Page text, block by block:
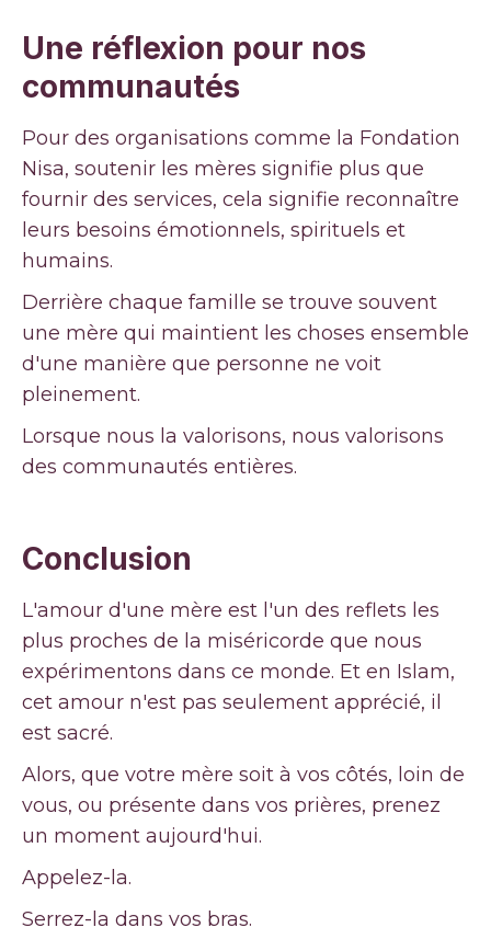
Une réflexion pour nos
communautés
Pour des organisations comme la Fondation
Nisa, soutenir les mères signifie plus que
fournir des services, cela signifie reconnaître
leurs besoins émotionnels, spirituels et
humains.
Derrière chaque famille se trouve souvent
une mère qui maintient les choses ensemble
d'une manière que personne ne voit
pleinement.
Lorsque nous la valorisons, nous valorisons
des communautés entières.
Conclusion
L'amour d'une mère est l'un des reflets les
plus proches de la miséricorde que nous
expérimentons dans ce monde. Et en Islam,
cet amour n'est pas seulement apprécié, il
est sacré.
Alors, que votre mère soit à vos côtés, loin de
vous, ou présente dans vos prières, prenez
un moment aujourd'hui.
Appelez-la.
Serrez-la dans vos bras.